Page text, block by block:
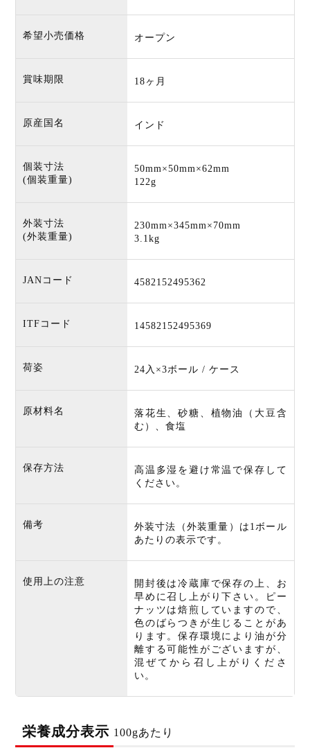
希望小売価格 オープン
賞味期限 18ヶ月
原産国名 インド
個装寸法
(個装重量)
50mm×50mm×62mm
122g
外装寸法
(外装重量)
230mm×345mm×70mm
3.1kg
JANコード 4582152495362
ITFコード 14582152495369
荷姿 24入×3ボール / ケース
原材料名
落花生、砂糖、植物油（大豆含
む）、食塩
保存方法
高温多湿を避け常温で保存して
ください。
備考
外装寸法（外装重量）は1ボール
あたりの表示です。
使用上の注意
開封後は冷蔵庫で保存の上、お
早めに召し上がり下さい。ピー
ナッツは焙煎していますので、
色のばらつきが生じることがあ
ります。保存環境により油が分
離する可能性がございますが、
混ぜてから召し上がりくださ
い。
栄養成分表示 100gあたり